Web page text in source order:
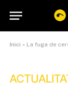
Inici » La fuga de